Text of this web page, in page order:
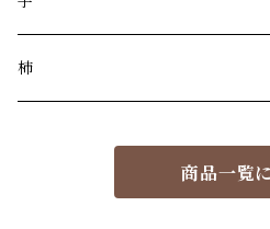
柿
商品一覧